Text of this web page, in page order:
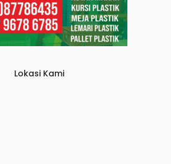
Lokasi Kami